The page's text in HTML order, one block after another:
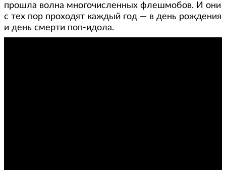
прошла волна многочисленных флешмобов. И они
с тех пор проходят каждый год — в день рождения
и день смерти поп-идола.